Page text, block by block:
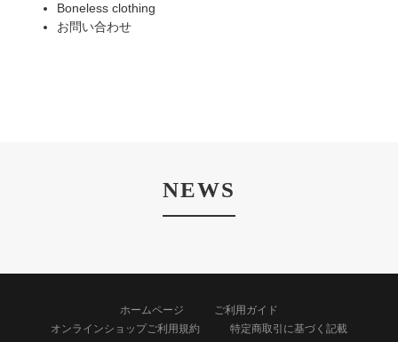
Boneless clothing
お問い合わせ
NEWS
ホームページ
ご利用ガイド
オンラインショップご利用規約
特定商取引に基づく記載